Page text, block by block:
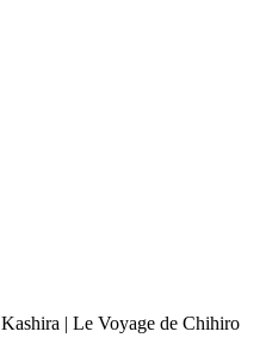
Kashira | Le Voyage de Chihiro